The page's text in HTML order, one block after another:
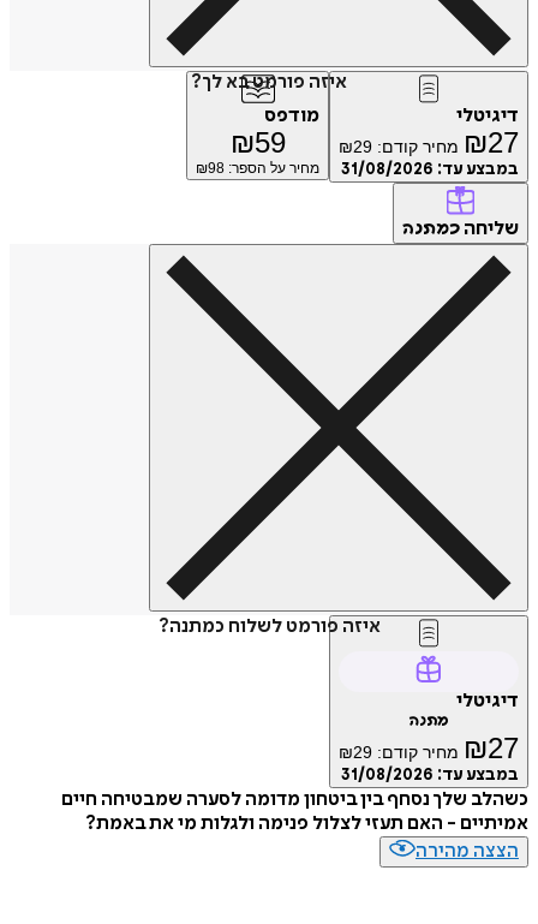
איזה פורמט בא לך?
דיגיטלי
₪27 מחיר קודם: ₪29
במבצע עד: 31/08/2026
מודפס
₪59
מחיר על הספר: ₪ 98
שליחה כמתנה
איזה פורמט לשלוח כמתנה?
דיגיטלי
מתנה
₪27 מחיר קודם: ₪29
במבצע עד: 31/08/2026
כשהלב שלך נסחף בין ביטחון מדומה לסערה שמבטיחה חיים
אמיתיים - האם תעזי לצלול פנימה ולגלות מי את באמת?
הצצה מהירה